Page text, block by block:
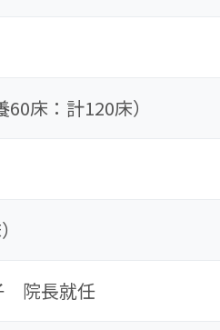
床：計120床）
院長就任